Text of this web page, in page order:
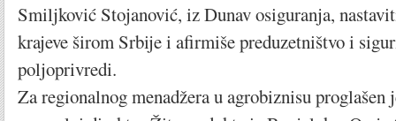
Smiljković Stojanović, iz Dunav osiguranja,
krajeve širom Srbije i afirmiše preduzetništvo i
poljoprivredi.
Za regionalnog menadžera u agrobiznisu proglašen